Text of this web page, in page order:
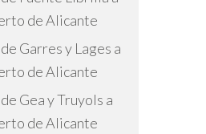
de Alicante
Garres y Lages a
de Alicante
Gea y Truyols a
de Alicante